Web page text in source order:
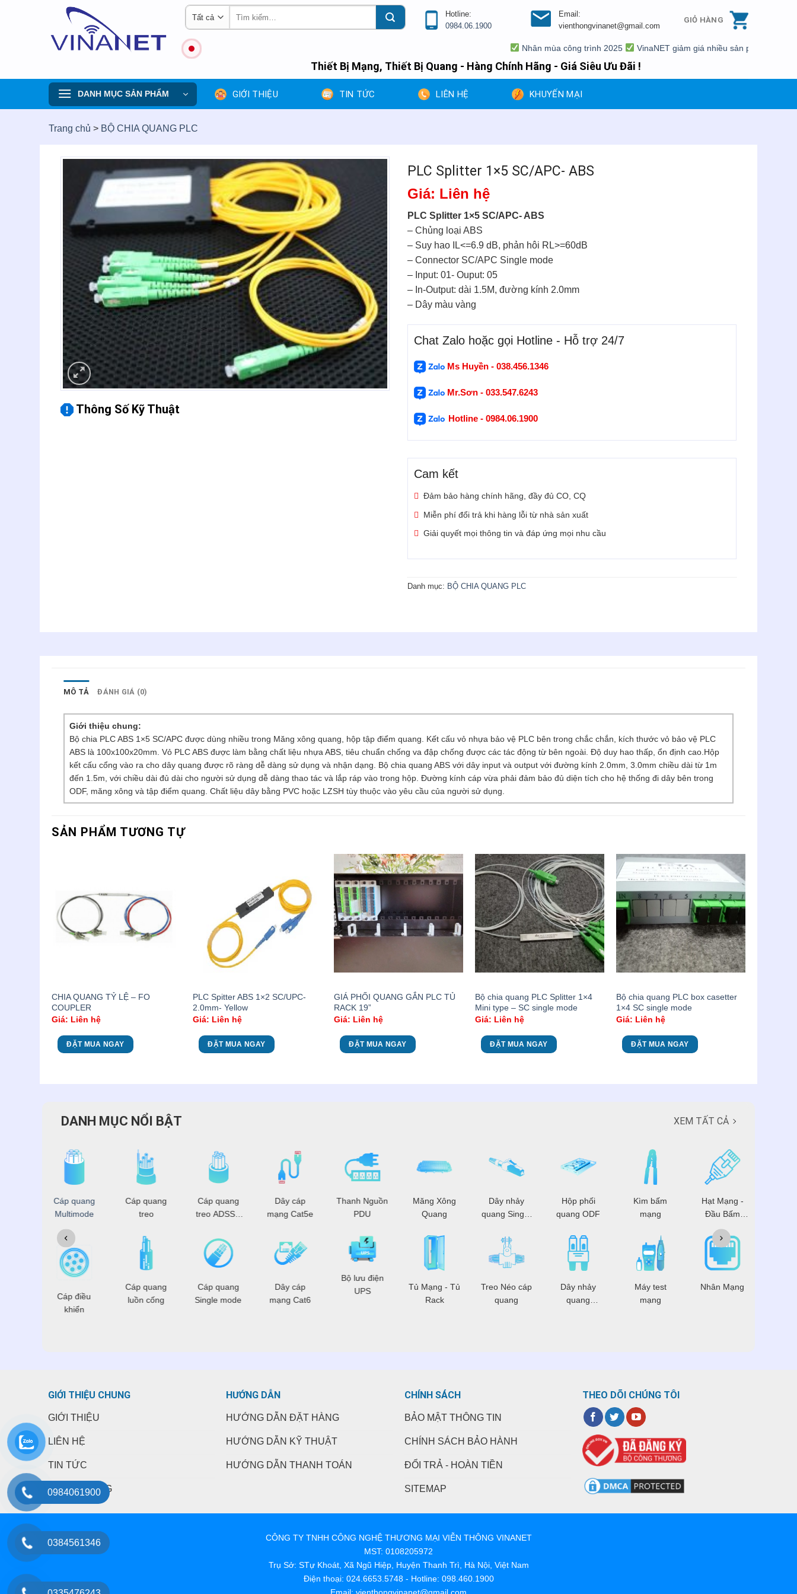
kiếm:
Hotline:
0984.06.1900
Email:
vienthongvinanet@gmail.com
GIỎ HÀNG
Nhân mùa công trình 2025 VinaNET giảm giá nhiều sản phẩm
Thiết Bị Mạng, Thiết Bị Quang - Hàng Chính Hãng - Giá Siêu Ưu Đãi !
DANH MỤC SẢN PHẨM GIỚI THIỆU TIN TỨC LIÊN HỆ KHUYẾN MẠI
Trang chủ > BỘ CHIA QUANG PLC
Thông Số Kỹ Thuật
PLC Splitter 1×5 SC/APC- ABS
Giá: Liên hệ
PLC Splitter 1×5 SC/APC- ABS
– Chủng loại ABS
– Suy hao IL<=6.9 dB, phản hôi RL>=60dB
– Connector SC/APC Single mode
– Input: 01- Ouput: 05
– In-Output: dài 1.5M, đường kính 2.0mm
– Dây màu vàng
Chat Zalo hoặc gọi Hotline - Hỗ trợ 24/7
Ms Huyền - 038.456.1346
Mr.Sơn - 033.547.6243
Hotline - 0984.06.1900
Cam kết
Đảm bảo hàng chính hãng, đầy đủ CO, CQ
Miễn phí đổi trả khi hàng lỗi từ nhà sản xuất
Giải quyết mọi thông tin và đáp ứng mọi nhu cầu
Danh mục: BỘ CHIA QUANG PLC
MÔ TẢ ĐÁNH GIÁ (0)
Giới thiệu chung:
Bộ chia PLC ABS 1×5 SC/APC được dùng nhiều trong Măng xông quang, hộp tập điểm quang. Kết cấu vỏ nhựa bảo vệ PLC bên trong chắc chắn, kích thước vỏ bảo vệ PLC
ABS là 100x100x20mm. Vỏ PLC ABS được làm bằng chất liệu nhựa ABS, tiêu chuẩn chống va đập chống được các tác động từ bên ngoài. Độ duy hao thấp, ổn định cao.Hộp
kết cấu cổng vào ra cho dây quang được rõ ràng dễ dàng sử dụng và nhận dạng. Bộ chia quang ABS với dây input và output với đường kính 2.0mm, 3.0mm chiều dài từ 1m
đến 1.5m, với chiều dài đủ dài cho người sử dụng dễ dàng thao tác và lắp ráp vào trong hộp. Đường kính cáp vừa phải đảm bảo đủ diện tích cho hệ thống đi dây bên trong
ODF, măng xông và tập điểm quang. Chất liệu dây bằng PVC hoặc LZSH tùy thuộc vào yêu cầu của người sử dụng.
SẢN PHẨM TƯƠNG TỰ
CHIA QUANG TỶ LỆ – FO
COUPLER
Giá: Liên hệ
ĐẶT MUA NGAY
PLC Spitter ABS 1×2 SC/UPC-
2.0mm- Yellow
Giá: Liên hệ
ĐẶT MUA NGAY
GIÁ PHỐI QUANG GẮN PLC TỦ
RACK 19”
Giá: Liên hệ
ĐẶT MUA NGAY
Bộ chia quang PLC Splitter 1×4
Mini type – SC single mode
Giá: Liên hệ
ĐẶT MUA NGAY
Bộ chia quang PLC box casetter
1×4 SC single mode
Giá: Liên hệ
ĐẶT MUA NGAY
DANH MỤC NỔI BẬT XEM TẤT CẢ
Cáp quang
Multimode
Cáp điều
khiển
Cáp quang
treo
Cáp quang
luồn cống
Cáp quang
treo ADSS -
Cáp quang
Single mode
Dây cáp
mạng Cat5e
Dây cáp
mạng Cat6
Thanh Nguồn
PDU
Bộ lưu điện
UPS
Măng Xông
Quang
Tủ Mạng - Tủ
Rack
Dây nhảy
quang Single
Treo Néo cáp
quang
Hộp phối
quang ODF
Dây nhảy
quang
Kìm bấm
mạng
Máy test
mạng
Hạt Mạng -
Đầu Bấm
Nhân Mạng
GIỚI THIỆU CHUNG
GIỚI THIỆU
LIÊN HỆ
TIN TỨC
TUYỂN DỤNG
HƯỚNG DẪN
HƯỚNG DẪN ĐẶT HÀNG
HƯỚNG DẪN KỸ THUẬT
HƯỚNG DẪN THANH TOÁN
CHÍNH SÁCH
BẢO MẬT THÔNG TIN
CHÍNH SÁCH BẢO HÀNH
ĐỔI TRẢ - HOÀN TIỀN
SITEMAP
THEO DÕI CHÚNG TÔI
CÔNG TY TNHH CÔNG NGHỆ THƯƠNG MẠI VIỄN THÔNG VINANET
MST: 0108205972
Trụ Sở: STự Khoát, Xã Ngũ Hiệp, Huyện Thanh Trì, Hà Nội, Việt Nam
Điện thoại: 024.6653.5748 - Hotline: 098.460.1900
0984061900
0384561346